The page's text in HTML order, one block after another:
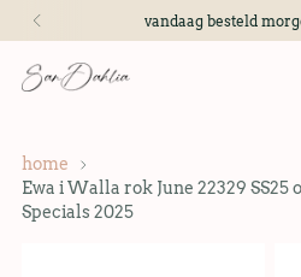
vandaag besteld
home
Ewa i Walla rok June 22329
Specials 2025